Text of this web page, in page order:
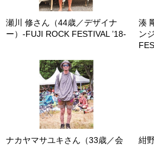
瀬川 修さん（44歳／デザイナ
ー）-FUJI ROCK FESTIVAL ’18-
湊
ン
ナカヤマサユキさん（33歳／会
紺